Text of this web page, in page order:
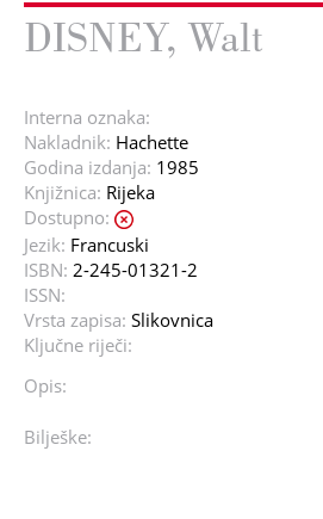
DISNEY, Walt
Interna oznaka:
Nakladnik: Hachette
Godina izdanja: 1985
Knjižnica: Rijeka
Dostupno:
Jezik: Francuski
ISBN: 2-245-01321-2
ISSN:
Vrsta zapisa: Slikovnica
Ključne riječi:
Opis:
Bilješke: